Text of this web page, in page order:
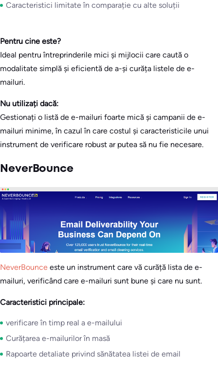
Caracteristici limitate în comparație cu alte soluții
Pentru cine este?
Ideal pentru întreprinderile mici și mijlocii care caută o
modalitate simplă și eficientă de a-și curăța listele de e-
mailuri.
Nu utilizați dacă:
Gestionați o listă de e-mailuri foarte mică și campanii de e-
mailuri minime, în cazul în care costul și caracteristicile unui
instrument de verificare robust ar putea să nu fie necesare.
NeverBounce
NeverBounce este un instrument care vă curăță lista de e-
mailuri, verificând care e-mailuri sunt bune și care nu sunt.
Caracteristici principale:
verificare în timp real a e-mailului
Curățarea e-mailurilor în masă
Rapoarte detaliate privind sănătatea listei de email